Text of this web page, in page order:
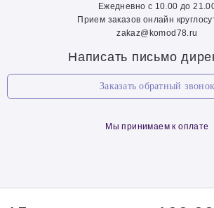
Ежедневно с 10.00 до
Прием заказов онлайн
zakaz@komod78.ru
Написать письмо
Заказать обратный звонок
Мы принимаем к оплате